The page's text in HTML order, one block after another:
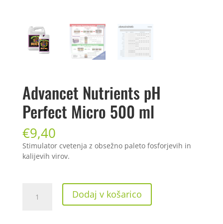
Advancet Nutrients pH
Perfect Micro 500 ml
€9,40
Stimulator cvetenja z obsežno paleto fosforjevih in
kalijevih virov.
Nutrients
Dodaj v košarico